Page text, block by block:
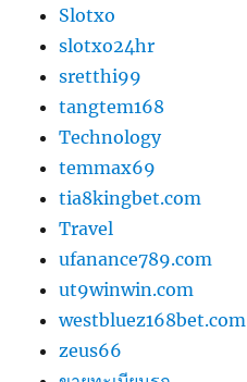
Slotxo
slotxo24hr
sretthi99
tangtem168
Technology
temmax69
tia8kingbet.com
Travel
ufanance789.com
ut9winwin.com
westbluez168bet.com
zeus66